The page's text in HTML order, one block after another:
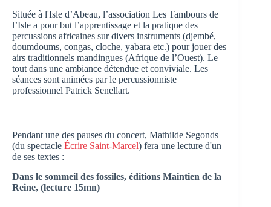
Située à l'Isle d’Abeau, l’association Les Tambours de
l’Isle a pour but l’apprentissage et la pratique des
percussions africaines sur divers instruments (djembé,
doumdoums, congas, cloche, yabara etc.) pour jouer des
airs traditionnels mandingues (Afrique de l’Ouest). Le
tout dans une ambiance détendue et conviviale. Les
séances sont animées par le percussionniste
professionnel Patrick Senellart.
Pendant une des pauses du concert, Mathilde Segonds
(du spectacle Écrire Saint-Marcel) fera une lecture d'un
de ses textes :
Dans le sommeil des fossiles, éditions Maintien de la
Reine, (lecture 15mn)